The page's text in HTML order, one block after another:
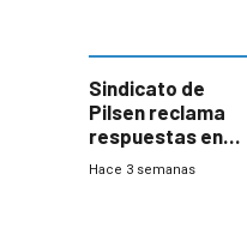
Sindicato de
Pilsen reclama
respuestas en
medio de
Hace 3 semanas